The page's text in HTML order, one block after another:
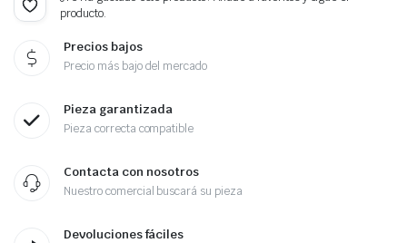
producto.
Precios bajos
Precio más bajo del mercado
Pieza garantizada
Pieza correcta compatible
Contacta con nosotros
Nuestro comercial buscará su pieza
Devoluciones fáciles